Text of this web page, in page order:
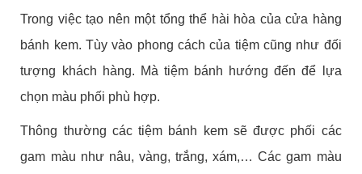
Trong việc tạo nên một tổng thể hài hòa của cửa hàng
bánh kem. Tùy vào phong cách của tiệm cũng như đối
tượng khách hàng. Mà tiệm bánh hướng đến để lựa
chọn màu phối phù hợp.
Thông thường các tiệm bánh kem sẽ được phối các
gam màu như nâu, vàng, trắng, xám,… Các gam màu